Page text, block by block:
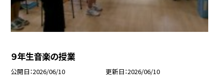
９年生音楽の授業
公開日 2026/06/10 更新日 2026/06/10